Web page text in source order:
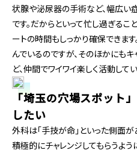
状腺や泌尿器の手術など、幅広い
です。だからといって忙し過ぎる
ートの時間もしっかり確保できま
んでいるのですが、そのほかにも
ど、仲間でワイワイ楽しく活動して
「埼玉の穴場スポット
したい
外科は「手技が命」といった側面
積極的にチャレンジしてもらうよう